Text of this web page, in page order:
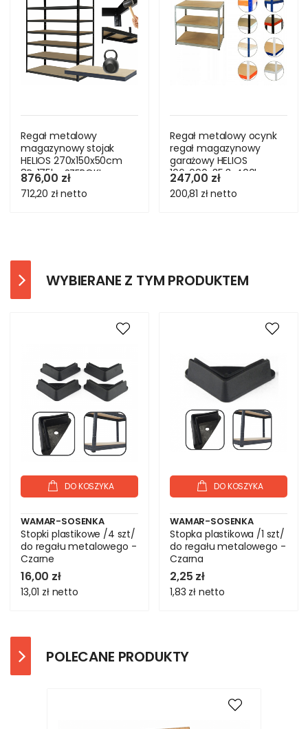
Regał metalowy
magazynowy stojak
HELIOS 270x150x50cm
8Px175kg SZEROKI
MOCNY
876,00 zł
712,20 złnetto
Regał metalowy ocynk
regał magazynowy
garażowy HELIOS
106x090x35 3x400kg
247,00 zł
200,81 złnetto
WYBIERANE Z TYM PRODUKTEM
DO KOSZYKA
WAMAR-SOSENKA
Stopki plastikowe /4 szt/
do regału metalowego -
Czarne
16,00 zł
13,01 zł netto
DO KOSZYKA
WAMAR-SOSENKA
Stopka plastikowa /1 szt/
do regału metalowego -
Czarna
2,25 zł
1,83 zł netto
POLECANE PRODUKTY